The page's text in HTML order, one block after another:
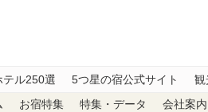
テル250選 5つ星の宿公式サイト 観
お宿特集 特集・データ 会社案内